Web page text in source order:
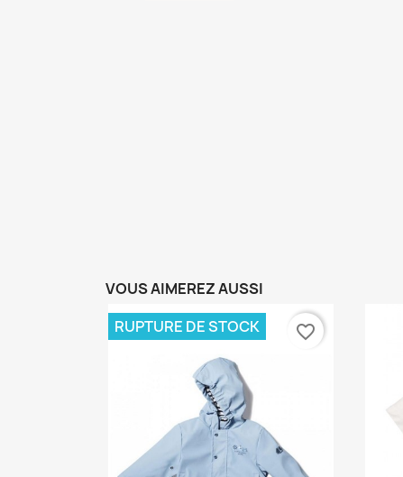
VOUS AIMEREZ AUSSI
RUPTURE DE STOCK favorite_border